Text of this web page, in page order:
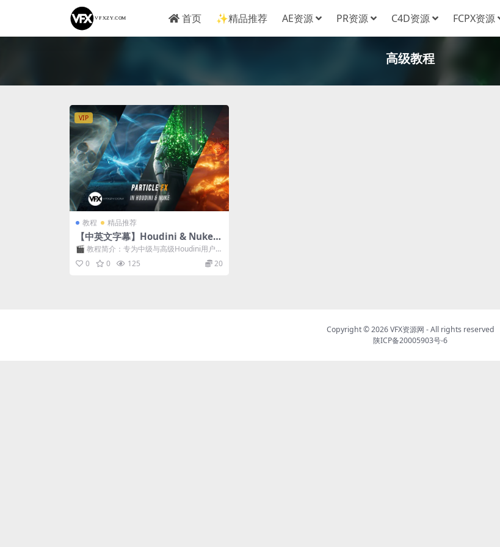
首页 ✨精品推荐 AE资源 PR资源 C4D资源 FCPX资源
高级教程
VIP
教程 精品推荐
【中英文字幕】Houdini & Nuke电
影级魔法火焰能量波粒子合成高级视
觉特效教程+工程素材 Voxyde – Pa
rticle FX in
🎬 教程简介：专为中级与高级Houdini用户打
造的✨电影级视觉特效课程✨。本课...
0 0 125 20
Copyright © 2026VFX资源网 - All rights reserved
陕ICP备20005903号-6